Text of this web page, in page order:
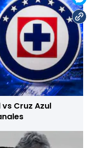
Cruz Azul